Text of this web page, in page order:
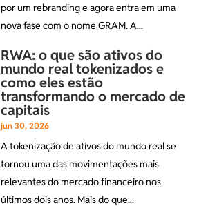
por um rebranding e agora entra em uma
nova fase com o nome GRAM. A...
RWA: o que são ativos do
mundo real tokenizados e
como eles estão
transformando o mercado de
capitais
jun 30, 2026
A tokenização de ativos do mundo real se
tornou uma das movimentações mais
relevantes do mercado financeiro nos
últimos dois anos. Mais do que...